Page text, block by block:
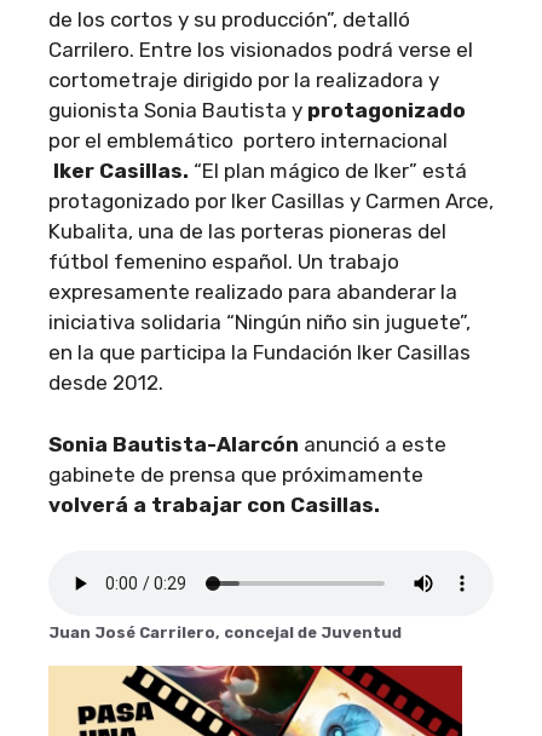
de los cortos y su producción”, detalló
Carrilero. Entre los visionados podrá verse el
cortometraje dirigido por la realizadora y
guionista Sonia Bautista y protagonizado
por el emblemático portero internacional
Iker Casillas. “El plan mágico de Iker” está
protagonizado por Iker Casillas y Carmen Arce,
Kubalita, una de las porteras pioneras del
fútbol femenino español. Un trabajo
expresamente realizado para abanderar la
iniciativa solidaria “Ningún niño sin juguete”,
en la que participa la Fundación Iker Casillas
desde 2012.
Sonia Bautista-Alarcón anunció a este
gabinete de prensa que próximamente
volverá a trabajar con Casillas.
Juan José Carrilero, concejal de Juventud